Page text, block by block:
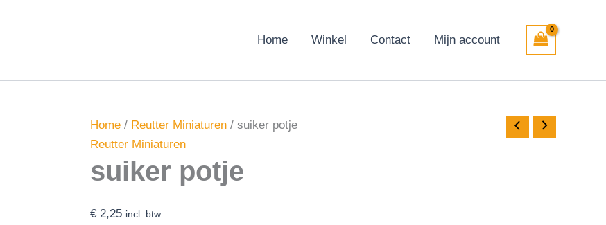
Home Winkel Contact Mijn account
Home / Reutter Miniaturen / suiker potje
Reutter Miniaturen
suiker potje
€ 2,25 incl. btw